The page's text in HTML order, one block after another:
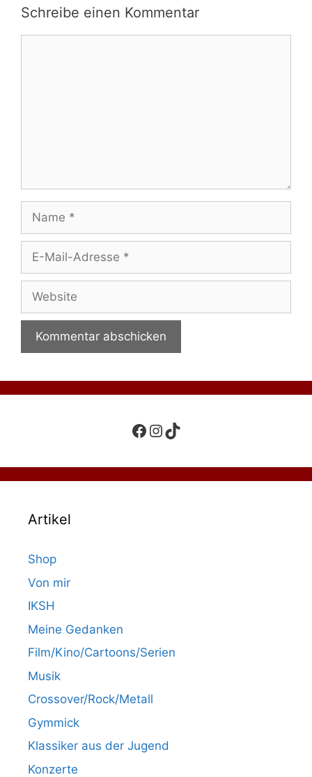
Schreibe einen Kommentar
Name
Adresse
Website
Facebook
Instagram
TikTok
Artikel
Shop
Von mir
IKSH
Meine Gedanken
Film/Kino/Cartoons/Serien
Musik
Crossover/Rock/Metall
Gymmick
Klassiker aus der Jugend
Konzerte